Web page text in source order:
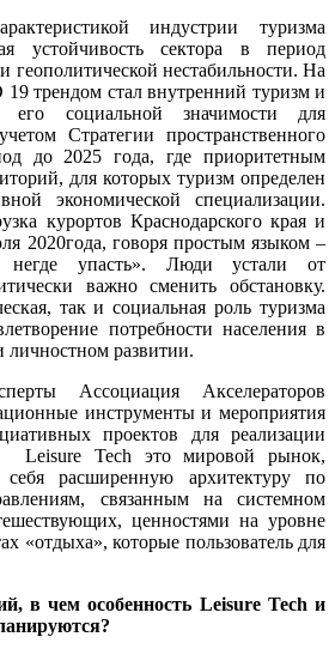
индустрии туризма
устойчивость сектора в период
геополитической нестабильности. На
трендом стал внутренний туризм и
его социальной значимости для
Стратегии пространственного
до 2025 года, где приоритетным
для которых туризм определен
экономической специализации.
курортов Краснодарского края и
2020года, говоря простым языком –
упасть». Люди устали от
важно сменить обстановку.
так и социальная роль туризма
потребности населения в
личностном развитии.
Ассоциация Акселераторов
инструменты и мероприятия
проектов для реализации
Leisure Tech это мировой рынок,
расширенную архитектуру по
связанным на системном
ценностями на уровне
«отдыха», которые пользователь для
в чем особенность Leisure Tech и